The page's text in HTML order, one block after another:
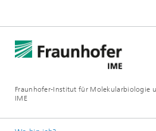
Fraunhofer-Institut für Molekularbiologie
IME